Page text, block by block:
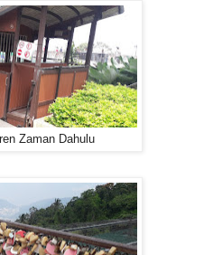
Zaman Dahulu